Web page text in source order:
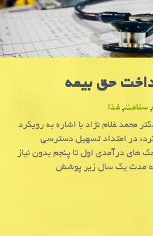
حق بیمه
سلامت,غذا
محمد غلام نژاد با اشاره به رویکرد
در امتداد تسهیل دسترسی
های درآمدی اول تا پنجم بدون نیاز
به مدت یک سال زیر پوشش